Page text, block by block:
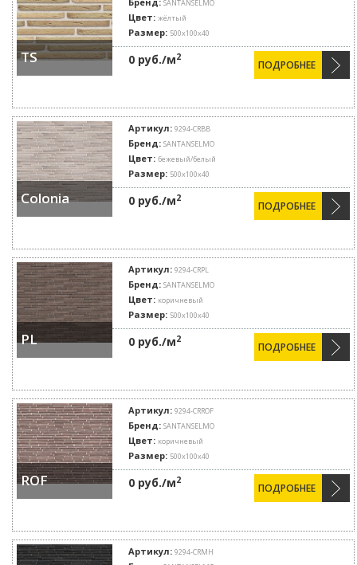
TS
SANTANSELMO
Цвет: жёлтый
Размер: 500х100х40
0 руб./м2
ПОДРОБНЕЕ
Colonia
Артикул: 9294-CRBB
Бренд: SANTANSELMO
Цвет: бежевый/белый
Размер: 500х100х40
0 руб./м2
ПОДРОБНЕЕ
PL
Артикул: 9294-CRPL
Бренд: SANTANSELMO
Цвет: коричневый
Размер: 500х100х40
0 руб./м2
ПОДРОБНЕЕ
ROF
Артикул: 9294-CRROF
Бренд: SANTANSELMO
Цвет: коричневый
Размер: 500х100х40
0 руб./м2
ПОДРОБНЕЕ
Артикул: 9294-CRMH